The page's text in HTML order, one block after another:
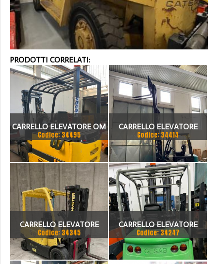
PRODOTTI CORRELATI:
CARRELLO ELEVATORE OM
EU 30
Codice: 34495
CARRELLO ELEVATORE
ELETTRICO BAOLI KBE20
Codice: 34414
CARRELLO ELEVATORE
HYSTER PORTATA 3500 KG
Codice: 34345
CARRELLO ELEVATORE
CESAB MODELLO BLITZ
250
Codice: 34247